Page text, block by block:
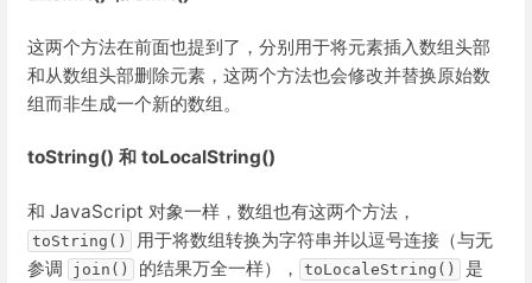
这两个方法在前面也提到了，分别用于将元素插入数组头部
和从数组头部删除元素，这两个方法也会修改并替换原始数
组而非生成一个新的数组。
toString() 和 toLocalString()
和 JavaScript 对象一样，数组也有这两个方法，
toString()
用于将数组转换为字符串并以逗号连接（与无
参调
join() 的结果万全一样）， toLocaleString() 是